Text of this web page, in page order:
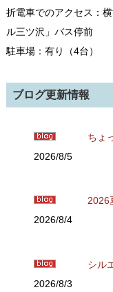
折電車でのアクセス：
ル三ツ沢」バス停前
駐車場：有り（4台）
ブログ更新情報
2026/8/5
ちょ
2026/8/4
2026
2026/8/3
シル